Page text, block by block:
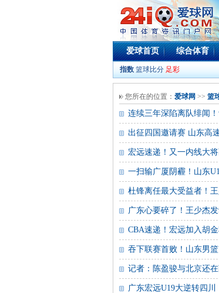
爱球首页 综合体育
指数 篮球比分 足彩
您所在的位置： 爱球网 >> 篮
连续三年深陷离队绯闻
出征四国邀请赛 山东高
宏远速递！又一内线大
一扫输广厦阴霾！山东
杜锋离任最大受益者！
广东心要碎了！王少杰
CBA速递！宏远加入胡
吞下联赛首败！山东男
记者：陈盈骏与北京还
广东宏远U19大逆转四